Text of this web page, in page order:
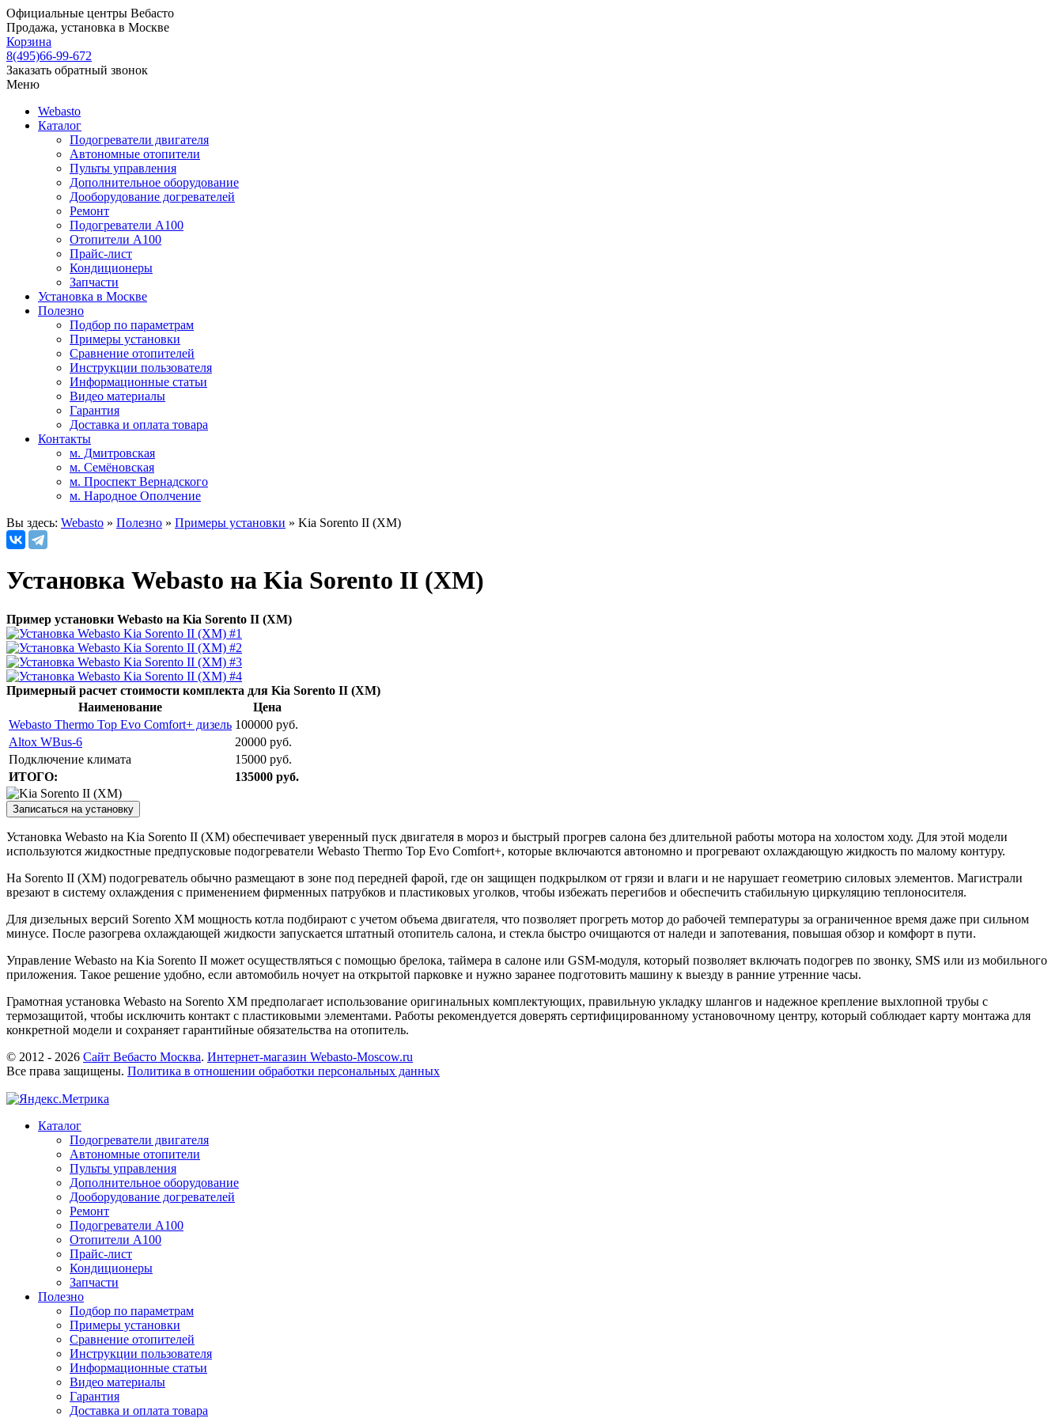
Официальные центры Вебасто
Продажа, установка в Москве
Корзина
8(495)66-99-672
Заказать обратный звонок
Меню
Webasto
Каталог
Подогреватели двигателя
Автономные отопители
Пульты управления
Дополнительное оборудование
Дооборудование догревателей
Ремонт
Подогреватели A100
Отопители A100
Прайс-лист
Кондиционеры
Запчасти
Установка в Москве
Полезно
Подбор по параметрам
Примеры установки
Сравнение отопителей
Инструкции пользователя
Информационные статьи
Видео материалы
Гарантия
Доставка и оплата товара
Контакты
м. Дмитровская
м. Семёновская
м. Проспект Вернадского
м. Народное Ополчение
Вы здесь: Webasto » Полезно » Примеры установки » Kia Sorento II (XM)
Установка Webasto на Kia Sorento II (XM)
Пример установки Webasto на Kia Sorento II (XM)
Примерный расчет стоимости комплекта для Kia Sorento II (XM)
Наименование
Цена
Webasto Thermo Top Evo Comfort+ дизель 100000 руб.
Altox WBus-6
20000 руб.
Подключение климата
15000 руб.
ИТОГО:
135000 руб.
Записаться на установку
Установка Webasto на Kia Sorento II (XM) обеспечивает уверенный пуск двигателя в мороз и быстрый прогрев салона без длительной работы мотора на холостом ходу. Для этой модели
используются жидкостные предпусковые подогреватели Webasto Thermo Top Evo Comfort+, которые включаются автономно и прогревают охлаждающую жидкость по малому контуру.​
На Sorento II (XM) подогреватель обычно размещают в зоне под передней фарой, где он защищен подкрылком от грязи и влаги и не нарушает геометрию силовых элементов. Магистрали
врезают в систему охлаждения с применением фирменных патрубков и пластиковых уголков, чтобы избежать перегибов и обеспечить стабильную циркуляцию теплоносителя.​
Для дизельных версий Sorento XM мощность котла подбирают с учетом объема двигателя, что позволяет прогреть мотор до рабочей температуры за ограниченное время даже при сильном
минусе. После разогрева охлаждающей жидкости запускается штатный отопитель салона, и стекла быстро очищаются от наледи и запотевания, повышая обзор и комфорт в пути.​
Управление Webasto на Kia Sorento II может осуществляться с помощью брелока, таймера в салоне или GSM-модуля, который позволяет включать подогрев по звонку, SMS или из мобильного
приложения. Такое решение удобно, если автомобиль ночует на открытой парковке и нужно заранее подготовить машину к выезду в ранние утренние часы.​
Грамотная установка Webasto на Sorento XM предполагает использование оригинальных комплектующих, правильную укладку шлангов и надежное крепление выхлопной трубы с
термозащитой, чтобы исключить контакт с пластиковыми элементами. Работы рекомендуется доверять сертифицированному установочному центру, который соблюдает карту монтажа для
конкретной модели и сохраняет гарантийные обязательства на отопитель.​
© 2012 - 2026 Сайт Вебасто Москва. Интернет-магазин Webasto-Moscow.ru
Все права защищены. Политика в отношении обработки персональных данных
Каталог
Подогреватели двигателя
Автономные отопители
Пульты управления
Дополнительное оборудование
Дооборудование догревателей
Ремонт
Подогреватели A100
Отопители A100
Прайс-лист
Кондиционеры
Запчасти
Полезно
Подбор по параметрам
Примеры установки
Сравнение отопителей
Инструкции пользователя
Информационные статьи
Видео материалы
Гарантия
Доставка и оплата товара